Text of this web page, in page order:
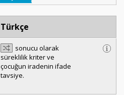
Türkçe
sonucu olarak
süreklilik kriter ve
çocuğun iradenin ifade
tavsiye.